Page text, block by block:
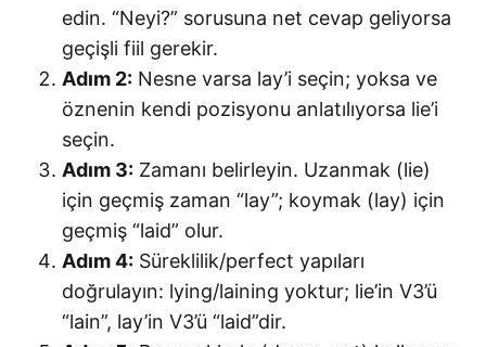
edin. “Neyi?” sorusuna net cevap geliyorsa
geçişli fiil gerekir.
Adım 2: Nesne varsa lay’i seçin; yoksa ve
öznenin kendi pozisyonu anlatılıyorsa lie’i
seçin.
Adım 3: Zamanı belirleyin. Uzanmak (lie)
için geçmiş zaman “lay”; koymak (lay) için
geçmiş “laid” olur.
Adım 4: Süreklilik/perfect yapıları
doğrulayın: lying/laining yoktur; lie’in V3’ü
“lain”, lay’in V3’ü “laid”dir.